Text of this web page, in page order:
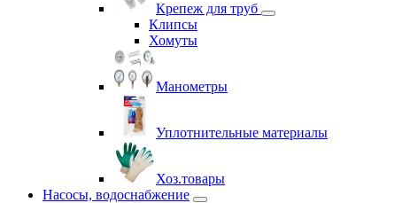
Крепеж для труб
Клипсы
Хомуты
Манометры
Уплотнительные материалы
Хоз.товары
Насосы, водоснабжение